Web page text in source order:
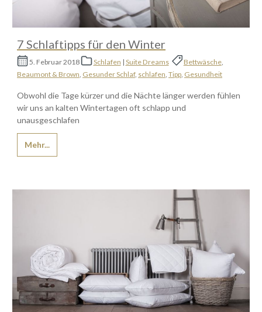
7 Schlaftipps für den Winter
5. Februar 2018 Schlafen | Suite Dreams Bettwäsche,
Beaumont & Brown, Gesunder Schlaf, schlafen, Tipp, Gesundheit
Obwohl die Tage kürzer und die Nächte länger werden fühlen
wir uns an kalten Wintertagen oft schlapp und
unausgeschlafen
Mehr...